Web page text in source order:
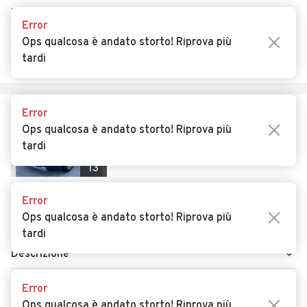
Descrizione
CAR GROUP S.R.L.
Canicattì (AG)
13
Fiat Fiorino 1.3 MJT 95CV Cargo
Usato
Manuale
Descrizione
Auto Antonio Montalbano
Favara (AG)
Error
Ops qualcosa è andato storto! Riprova più
tardi
Error
Ops qualcosa è andato storto! Riprova più
tardi
Error
Ops qualcosa è andato storto! Riprova più
tardi
Error